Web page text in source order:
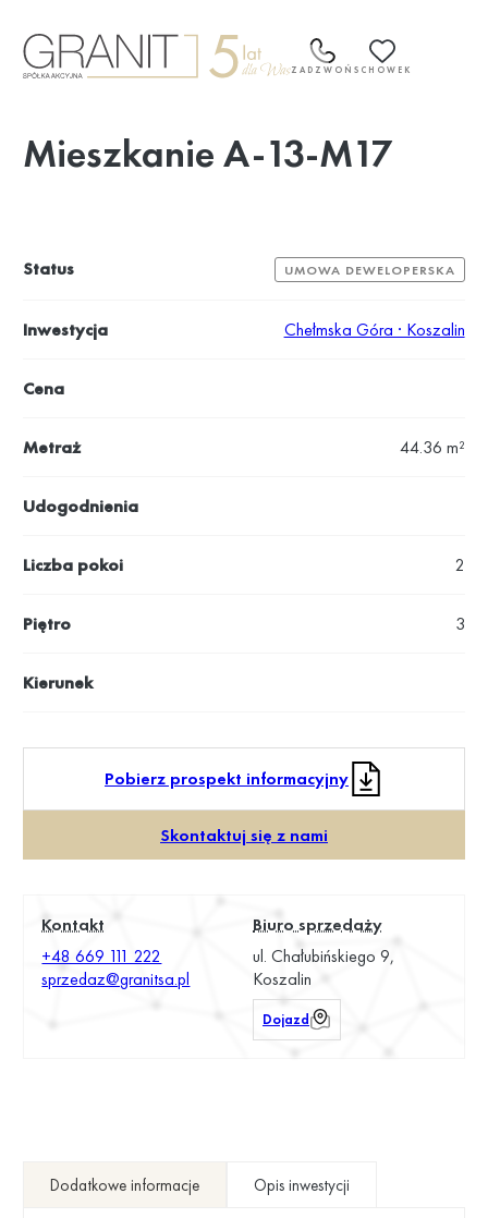
do
treści
ZADZWOŃ SCHOWEK
Dodatkowe informacje Opis inwestycji
Mieszkanie A-13-M17
Status UMOWA DEWELOPERSKA
Inwestycja Chełmska Góra · Koszalin
Cena
Metraż 44.36 m²
Udogodnienia
Liczba pokoi 2
Piętro 3
Kierunek
Pobierz prospekt informacyjny
Skontaktuj się z nami
Kontakt
+48 669 111 222
sprzedaz@granitsa.pl
Biuro sprzedaży
ul. Chałubińskiego 9,
Koszalin
Dojazd